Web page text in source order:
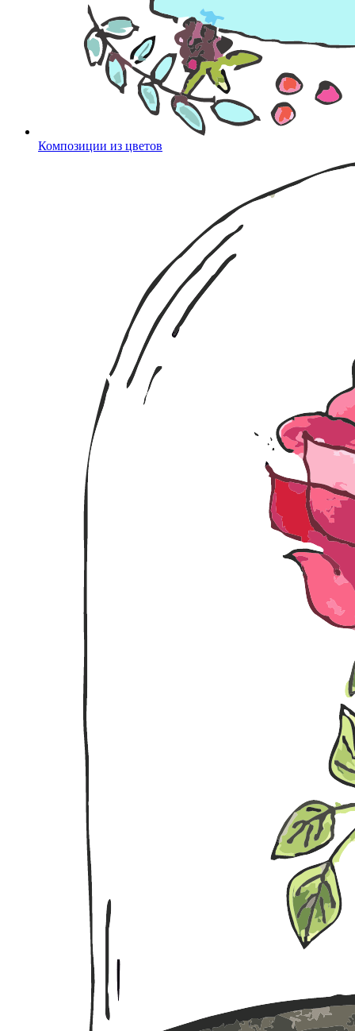
Композиции из цветов